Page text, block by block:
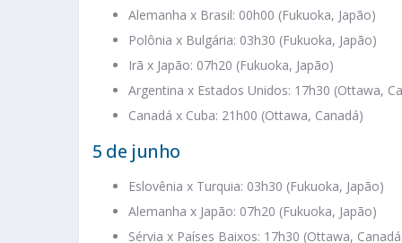
Alemanha x Brasil: 00h00 (Fukuoka, Japão)
Polônia x Bulgária: 03h30 (Fukuoka, Japão)
Irã x Japão: 07h20 (Fukuoka, Japão)
Argentina x Estados Unidos: 17h30 (Ottawa,
Canadá x Cuba: 21h00 (Ottawa, Canadá)
5 de junho
Eslovênia x Turquia: 03h30 (Fukuoka, Japão)
Alemanha x Japão: 07h20 (Fukuoka, Japão)
Sérvia x Países Baixos: 17h30 (Ottawa,